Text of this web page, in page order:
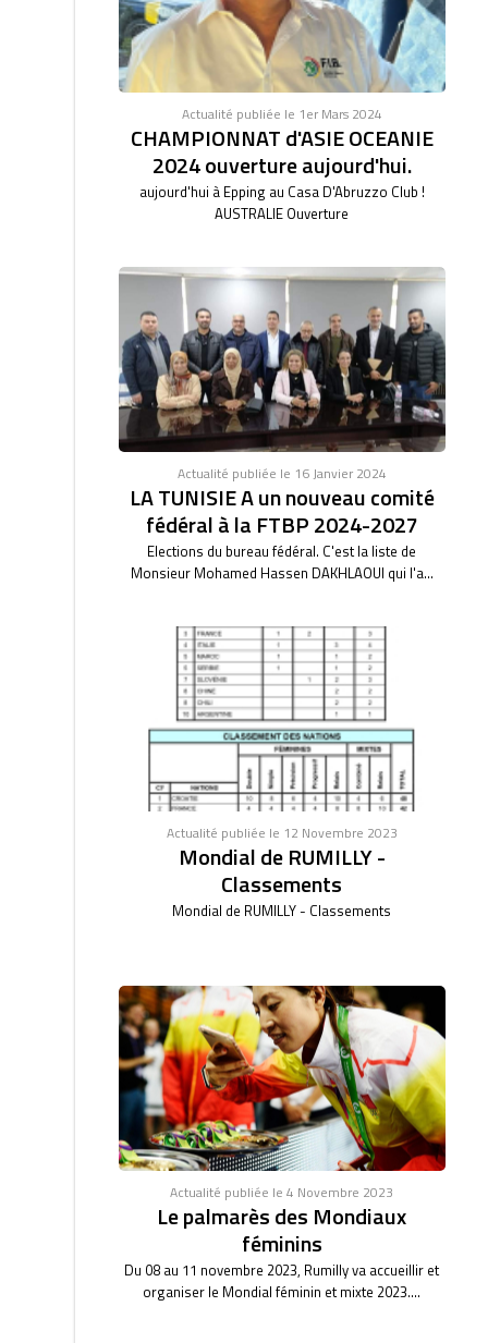
Actualité publiée le 1er Mars 2024
CHAMPIONNAT d'ASIE OCEANIE
2024 ouverture aujourd'hui.
aujourd'hui à Epping au Casa D'Abruzzo Club !
AUSTRALIE Ouverture
Actualité publiée le 16 Janvier 2024
LA TUNISIE A un nouveau comité
fédéral à la FTBP 2024-2027
Elections du bureau fédéral. C'est la liste de
Monsieur Mohamed Hassen DAKHLAOUI qui l'a...
Actualité publiée le 12 Novembre 2023
Mondial de RUMILLY -
Classements
Mondial de RUMILLY - Classements
Actualité publiée le 4 Novembre 2023
Le palmarès des Mondiaux
féminins
Du 08 au 11 novembre 2023, Rumilly va accueillir et
organiser le Mondial féminin et mixte 2023....